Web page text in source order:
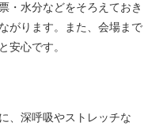
・水分などをそろえておき
がります。また、会場まで
安心です。
、深呼吸やストレッチな